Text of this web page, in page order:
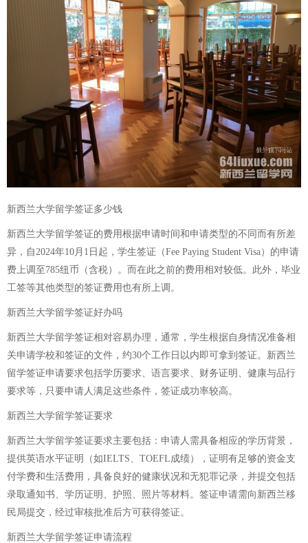
新西兰大学留学签证多少钱
新西兰大学留学签证的费用根据申请时间和申请类型的不同而有所差
异，自2024年10月1日起，学生签证（Fee Paying Student Visa）的申请
费上调至785纽币（含税）。而在此之前的费用相对较低。此外，毕业
工签等其他类型的签证费用也有所上调。
新西兰大学留学签证好办吗
新西兰大学留学签证相对容易办理，通常，学生根据自身情况准备相
关申请学校和签证的文件，约30个工作日以内即可拿到签证。新西兰
留学签证申请要求包括学历要求、语言要求、财务证明、健康与品行
要求等，只要申请人满足这些条件，签证成功率较高。
新西兰大学留学签证要求
新西兰大学留学签证要求主要包括：申请人需具备相应的学历背景，
提供英语水平证明（如IELTS、TOEFL成绩），证明有足够的资金支
付学费和生活费用，具备良好的健康状况和无犯罪记录，并提交包括
录取通知书、学历证明、护照、照片等材料。签证申请需向新西兰移
民局提交，经过审核批准后方可获得签证。
新西兰大学留学签证申请流程